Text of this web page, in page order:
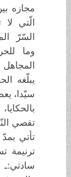
مجازه بين
الّتي لا
السّرّ
وما
المجاهل
يبلّغه
سيّدا،
تقصي
تأتي بمدّ
ترنيمة
سادتي:ـ